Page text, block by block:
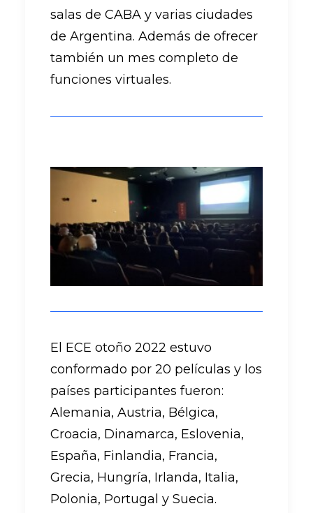
salas de CABA y varias ciudades
de Argentina. Además de ofrecer
también un mes completo de
funciones virtuales.
El ECE otoño 2022 estuvo
conformado por 20 películas y los
países participantes fueron:
Alemania, Austria, Bélgica,
Croacia, Dinamarca, Eslovenia,
España, Finlandia, Francia,
Grecia, Hungría, Irlanda, Italia,
Polonia, Portugal y Suecia.